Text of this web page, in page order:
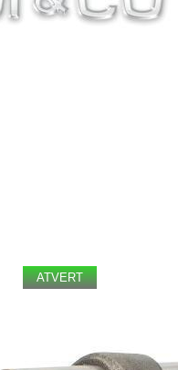
ATVERT